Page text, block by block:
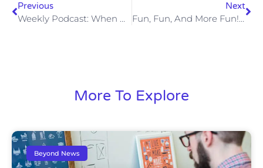
Previous
Weekly Podcast: When Design Meets Technology
Next
Fun, Fun, And More Fun! Come Work @ Beyond
More To Explore
Beyond News